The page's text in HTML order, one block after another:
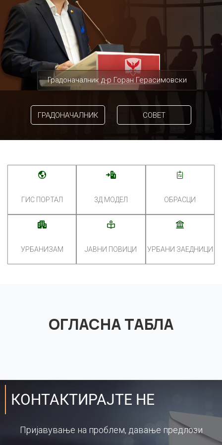
Градоначалник д-р Горан Герасимовски
ГРАДОНАЧАЛНИК СОВЕТ
ГИС ПОРТАЛ 3Д МОДЕЛ ОБРАСЦИ
УРБАНИЗАМ ЈАВНИ ПОВИЦИ УРБАНИ ЗАЕДНИЦИ
ОГЛАСНА ТАБЛА
КОНТАКТИРАЈТЕ НЕ
Пријавување на проблем, давање предлози